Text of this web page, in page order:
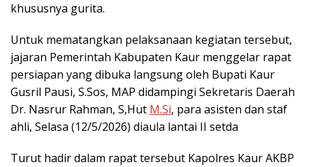
khususnya gurita.
Untuk mematangkan pelaksanaan kegiatan tersebut,
jajaran Pemerintah Kabupaten Kaur menggelar rapat
persiapan yang dibuka langsung oleh Bupati Kaur
Gusril Pausi, S.Sos, MAP didampingi Sekretaris Daerah
Dr. Nasrur Rahman, S,Hut M.Si, para asisten dan staf
ahli, Selasa (12/5/2026) diaula lantai II setda
Turut hadir dalam rapat tersebut Kapolres Kaur AKBP